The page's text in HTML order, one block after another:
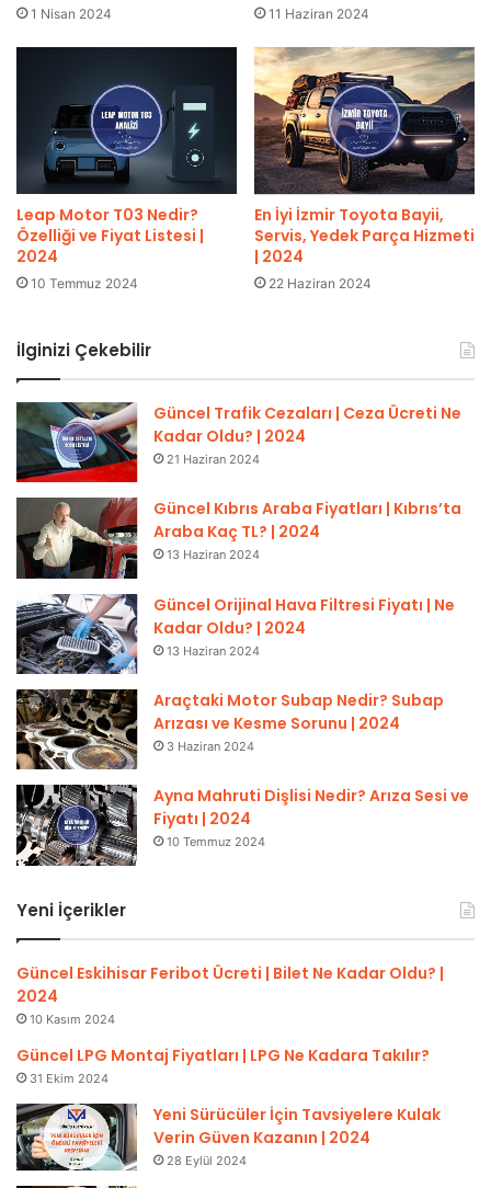
1 Nisan 2024 11 Haziran 2024
Leap Motor T03 Nedir?
Özelliği ve Fiyat Listesi |
2024
10 Temmuz 2024
En İyi İzmir Toyota Bayii,
Servis, Yedek Parça Hizmeti
| 2024
22 Haziran 2024
İlginizi Çekebilir
Güncel Trafik Cezaları | Ceza Ücreti Ne
Kadar Oldu? | 2024
21 Haziran 2024
Güncel Kıbrıs Araba Fiyatları | Kıbrıs’ta
Araba Kaç TL? | 2024
13 Haziran 2024
Güncel Orijinal Hava Filtresi Fiyatı | Ne
Kadar Oldu? | 2024
13 Haziran 2024
Araçtaki Motor Subap Nedir? Subap
Arızası ve Kesme Sorunu | 2024
3 Haziran 2024
Ayna Mahruti Dişlisi Nedir? Arıza Sesi ve
Fiyatı | 2024
10 Temmuz 2024
Yeni İçerikler
Güncel Eskihisar Feribot Ücreti | Bilet Ne Kadar Oldu? |
2024
10 Kasım 2024
Güncel LPG Montaj Fiyatları | LPG Ne Kadara Takılır?
31 Ekim 2024
Yeni Sürücüler İçin Tavsiyelere Kulak
Verin Güven Kazanın | 2024
28 Eylül 2024